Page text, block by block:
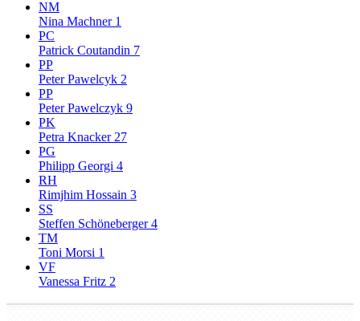
NM
Nina Machner 1
PC
Patrick Coutandin 7
PP
Peter Pawelcyk 2
PP
Peter Pawelczyk 9
PK
Petra Knacker 27
PG
Philipp Georgi 4
RH
Rimjhim Hossain 3
SS
Steffen Schöneberger 4
TM
Toni Morsi 1
VF
Vanessa Fritz 2